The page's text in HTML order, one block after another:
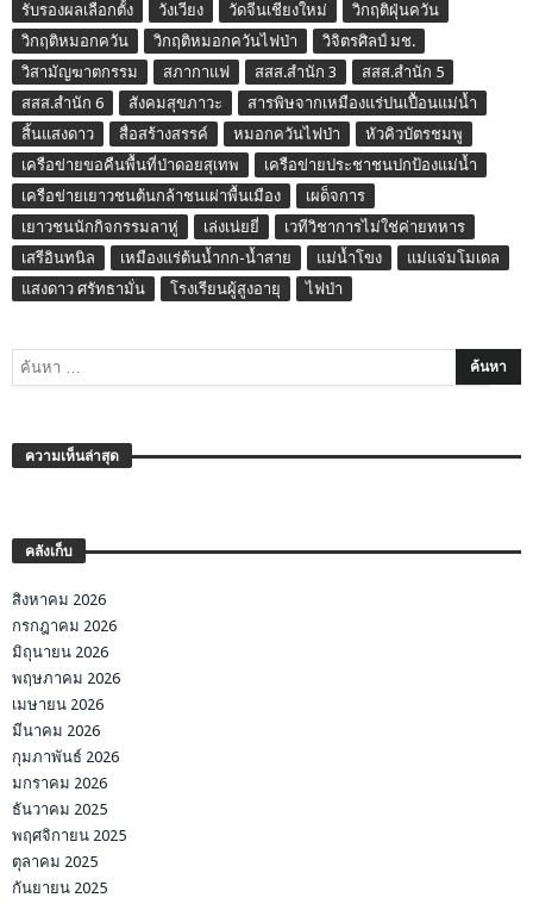
รับรองผลเลือกตั้ง วังเวียง วัดจีนเชียงใหม่
วิกฤติฝุ่นควัน
วิกฤติหมอกควัน
วิกฤติหมอกควันไฟป่า
วิจิตรศิลป์ มช.
วิสามัญฆาตกรรม
สภากาแฟ สสส.สำนัก 3
สสส.สำนัก 5
สสส.สำนัก 6
สังคมสุขภาวะ
สารพิษจากเหมืองแร่ปนเปื้อนแม่น้ำ
สิ้นแสงดาว
สื่อสร้างสรรค์ หมอกควันไฟป่า
หัวคิวบัตรชมพู
เครือข่ายขอคืนพื้นที่ป่าดอยสุเทพ
เครือข่ายประชาชนปกป้องแม่น้ำ
เครือข่ายเยาวชนต้นกล้าชนเผ่าพื้นเมือง
เผด็จการ
เยาวชนนักกิจกรรมลาหู่
เล่งเน่ยยี่
เวทีวิชาการไม่ใช่ค่ายทหาร
เสรีอินทนิล
เหมืองแร่ต้นน้ำกก-น้ำสาย แม่น้ำโขง
แม่แจ่มโมเดล
แสงดาว ศรัทธามั่น
โรงเรียนผู้สูงอายุ ไฟป่า
ความเห็นล่าสุด
คลังเก็บ
สิงหาคม 2026
กรกฎาคม 2026
มิถุนายน 2026
พฤษภาคม 2026
เมษายน 2026
มีนาคม 2026
กุมภาพันธ์ 2026
มกราคม 2026
ธันวาคม 2025
พฤศจิกายน 2025
ตุลาคม 2025
กันยายน 2025